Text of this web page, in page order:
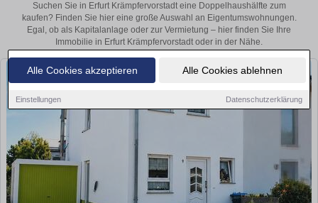
Alle Cookies akzeptieren Alle Cookies ablehnen
Einstellungen Datenschutzerklärung
Suchen Sie in Erfurt Krämpfervorstadt eine Doppelhaushälfte zum
kaufen? Finden Sie hier eine große Auswahl an Eigentumswohnungen.
Egal, ob als Kapitalanlage oder zur Vermietung – hier finden Sie Ihre
Immobilie in Erfurt Krämpfervorstadt oder in der Nähe.